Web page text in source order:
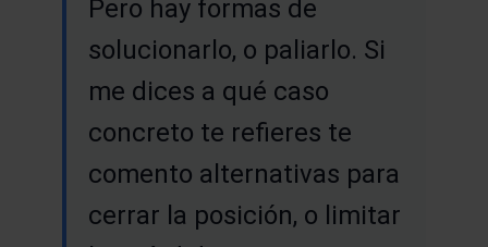
Pero hay formas de
solucionarlo, o paliarlo. Si
me dices a qué caso
concreto te refieres te
comento alternativas para
cerrar la posición, o limitar